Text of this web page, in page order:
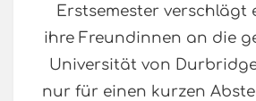
Erstsemester verschlägt
ihre Freundinnen an die
Universität von
nur für einen kurzen